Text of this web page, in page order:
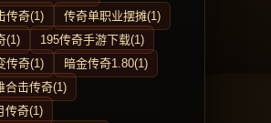
传奇(1)
传奇单职业摆摊(1)
(1)
195传奇手游下载(1)
传奇(1)
暗金传奇1.80(1)
合击传奇(1)
传奇(1)